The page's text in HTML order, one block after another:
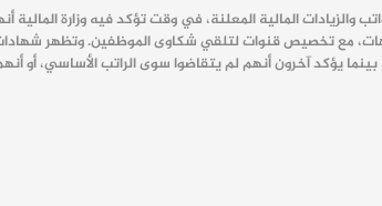
المالية المعلنة، في وقت تؤكد فيه وزارة المالية
مع تخصيص قنوات لتلقي شكاوى الموظفين. وتظهر
يؤكد آخرون أنهم لم يتقاضوا سوى الراتب الأساسي، أو